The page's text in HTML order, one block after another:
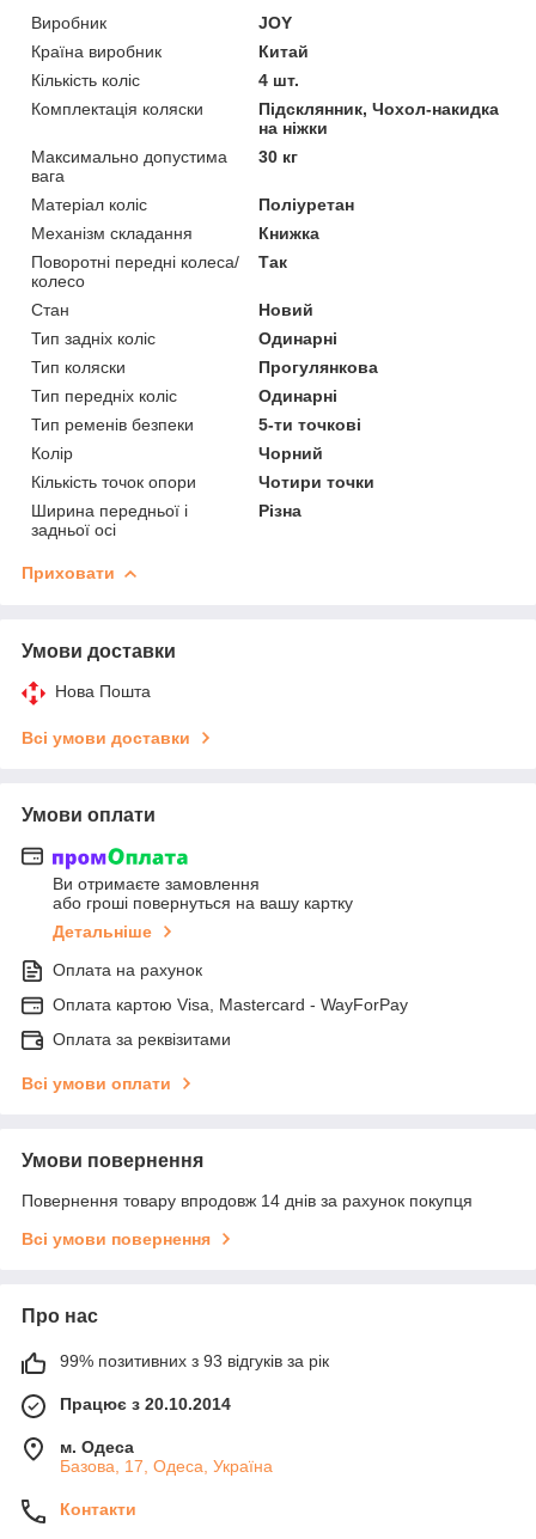
Виробник
JOY
Країна виробник
Китай
Кількість коліс
4 шт.
Комплектація коляски
Підсклянник, Чохол-накидка
на ніжки
Максимально допустима
вага
30 кг
Матеріал коліс
Поліуретан
Механізм складання
Книжка
Поворотні передні колеса/
колесо
Так
Стан
Новий
Тип задніх коліс
Одинарні
Тип коляски
Прогулянкова
Тип передніх коліс
Одинарні
Тип ременів безпеки
5-ти точкові
Колір
Чорний
Кількість точок опори
Чотири точки
Ширина передньої і
задньої осі
Різна
Приховати
Умови доставки
Нова Пошта
Всі умови доставки
Умови оплати
Ви отримаєте замовлення
або гроші повернуться на вашу картку
Детальніше
Оплата на рахунок
Оплата картою Visa, Mastercard - WayForPay
Оплата за реквізитами
Всі умови оплати
Умови повернення
Повернення товару впродовж 14 днів за рахунок покупця
Всі умови повернення
Про нас
99% позитивних з 93 відгуків за рік
Працює з 20.10.2014
м. Одеса
Базова, 17, Одеса, Україна
Контакти